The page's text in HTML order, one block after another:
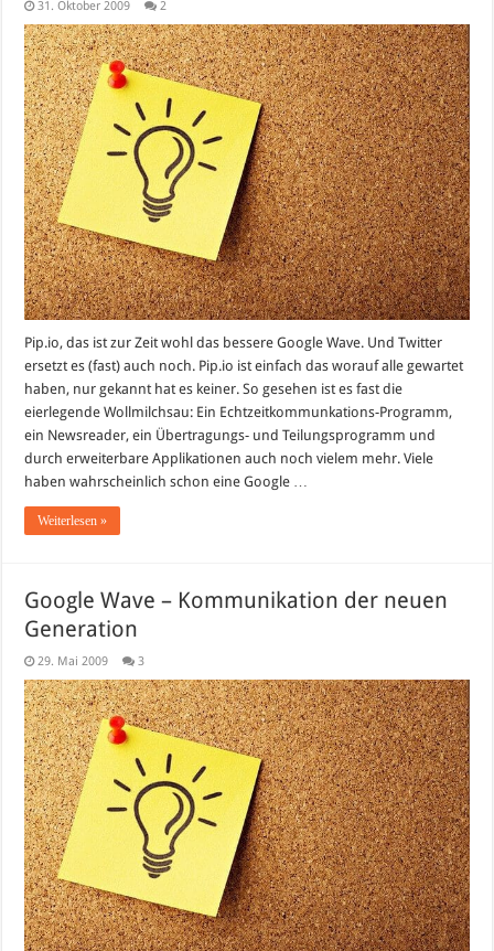
31. Oktober 2009 2
Pip.io, das ist zur Zeit wohl das bessere Google Wave. Und Twitter
ersetzt es (fast) auch noch. Pip.io ist einfach das worauf alle gewartet
haben, nur gekannt hat es keiner. So gesehen ist es fast die
eierlegende Wollmilchsau: Ein Echtzeitkommunkations-Programm,
ein Newsreader, ein Übertragungs- und Teilungsprogramm und
durch erweiterbare Applikationen auch noch vielem mehr. Viele
haben wahrscheinlich schon eine Google …
Weiterlesen »
Google Wave – Kommunikation der neuen
Generation
29. Mai 2009 3